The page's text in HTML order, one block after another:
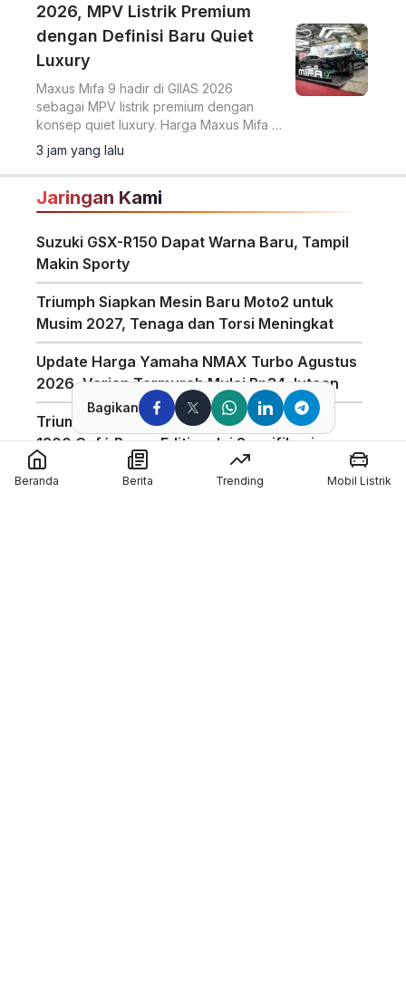
2026, MPV Listrik Premium
dengan Definisi Baru Quiet
Luxury
Maxus Mifa 9 hadir di GIIAS 2026
sebagai MPV listrik premium dengan
konsep quiet luxury. Harga Maxus Mifa 9
OTR Jakarta Rp958 juta dilengkapi
baterai 90 kWh dan fitur kabin mewah.
3 jam yang lalu
Jaringan Kami
Suzuki GSX-R150 Dapat Warna Baru, Tampil
Makin Sporty
Triumph Siapkan Mesin Baru Moto2 untuk
Musim 2027, Tenaga dan Torsi Meningkat
Update Harga Yamaha NMAX Turbo Agustus
2026, Varian Termurah Mulai Rp34 Jutaan
Triumph Indonesia Luncurkan Speed Twin
1200 Café Racer Edition, Ini Spesifikasinya
Harga Motor Listrik Polytron di GIIAS 2026
Bagikan
Beranda Berita Trending Mobil Listrik